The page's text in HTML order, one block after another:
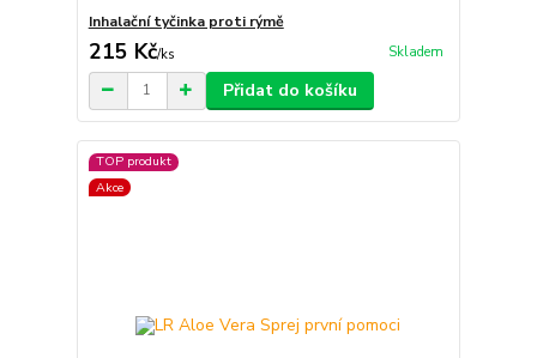
Inhalační tyčinka proti rýmě
215 Kč/ks Skladem
Přidat do košíku
TOP produkt
Akce